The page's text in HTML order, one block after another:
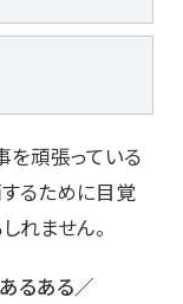
頑張っている
るために目覚
れません。
るある／